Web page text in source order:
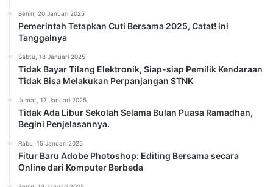
Senin, 20 Januari 2025
Pemerintah Tetapkan Cuti Bersama 2025, Catat! ini
Tanggalnya
Sabtu, 18 Januari 2025
Tidak Bayar Tilang Elektronik, Siap-siap Pemilik Kendaraan
Tidak Bisa Melakukan Perpanjangan STNK
Jumat, 17 Januari 2025
Tidak Ada Libur Sekolah Selama Bulan Puasa Ramadhan,
Begini Penjelasannya.
Rabu, 15 Januari 2025
Fitur Baru Adobe Photoshop: Editing Bersama secara
Online dari Komputer Berbeda